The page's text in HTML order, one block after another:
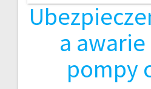
a awarie
pompy